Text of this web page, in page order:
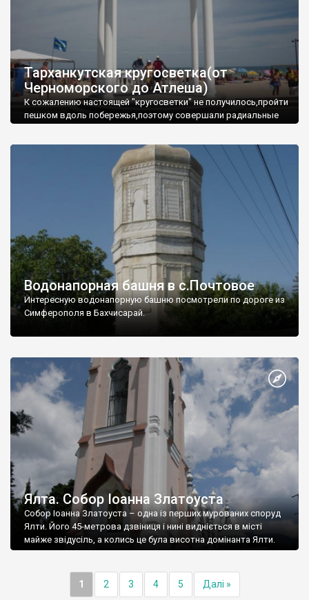
Тарханкутская кругосветка(от
Черноморского до Атлеша)
К сожалению настоящей "кругосветки" не получилось,пройти
пешком вдоль побережья,поэтому совершали радиальные
Водонапорная башня в с.Почтовое
Интересную водонапорную башню посмотрели по дороге из
Симферополя в Бахчисарай.
Ялта. Собор Іоанна Златоуста
Собор Іоанна Златоуста – одна із перших мурованих споруд
Ялти. Його 45-метрова дзвіниця і нині видніється в місті
майже звідусіль, а колись це була висотна домінанта Ялти.
1 2 3 4 5 Далі »